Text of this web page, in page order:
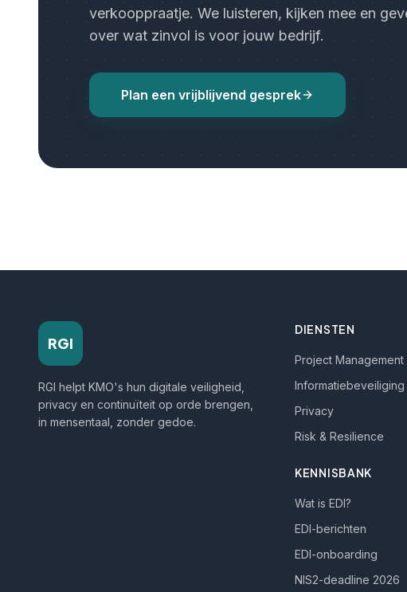
verkooppraatje. We luisteren, kijken mee en
over wat zinvol is voor jouw bedrijf.
Plan een vrijblijvend gesprek
RGI
RGI helpt KMO's hun digitale veiligheid,
privacy en continuïteit op orde brengen,
in mensentaal, zonder gedoe.
DIENSTEN
Project Management
Informatiebeveiliging
Privacy
Risk & Resilience
KENNISBANK
Wat is EDI?
EDI-berichten
EDI-onboarding
NIS2-deadline 2026